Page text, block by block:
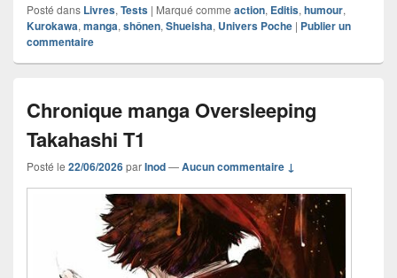
Posté dans Livres, Tests | Marqué comme action, Editis, humour,
Kurokawa, manga, shônen, Shueisha, Univers Poche | Publier un
commentaire
Chronique manga Oversleeping
Takahashi T1
Posté le 22/06/2026parInod—Aucun commentaire ↓